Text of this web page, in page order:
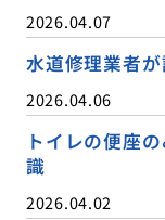
2026.04.07
水道修理業者
2026.04.06
トイレの便座
識
2026.04.02